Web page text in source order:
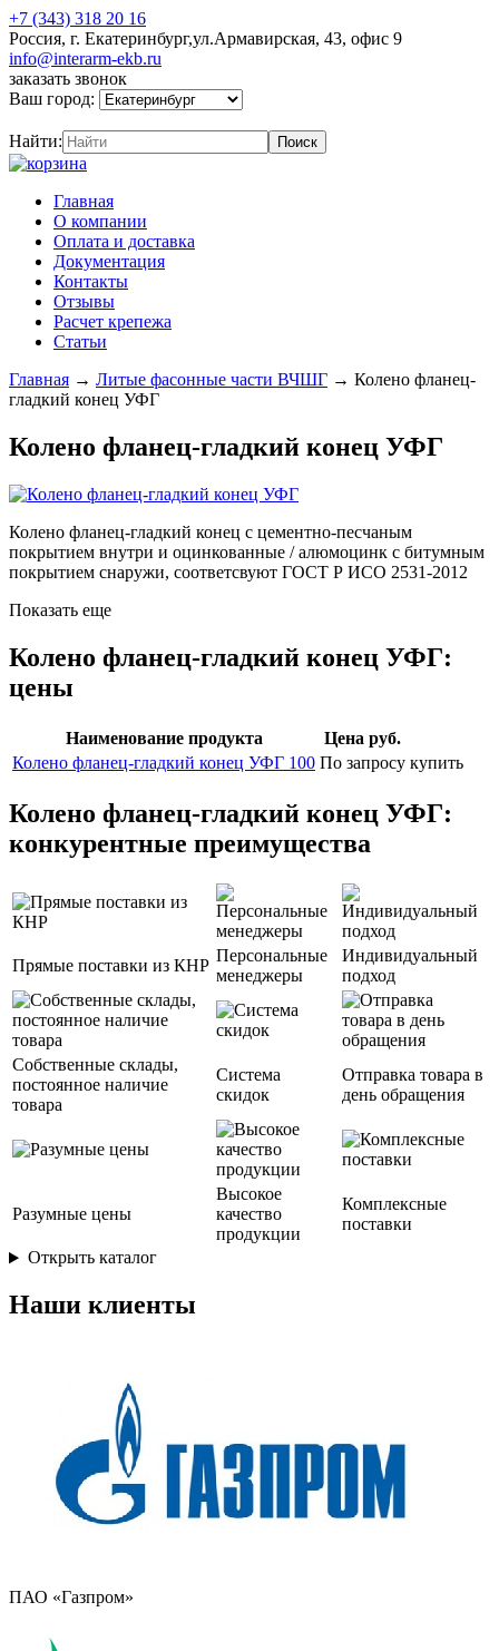
+7 (343) 318 20 16
Россия, г. Екатеринбург,ул.Армавирская, 43, офис 9
info@interarm-ekb.ru
заказать звонок
Ваш город:
Найти:
Главная
О компании
Оплата и доставка
Документация
Контакты
Отзывы
Расчет крепежа
Статьи
Главная → Литые фасонные части ВЧШГ → Колено фланец-
гладкий конец УФГ
Колено фланец-гладкий конец УФГ
Колено фланец-гладкий конец с цементно-песчаным
покрытием внутри и оцинкованные / алюмоцинк с битумным
покрытием снаружи, соответсвуют ГОСТ Р ИСО 2531-2012
Показать еще
Колено фланец-гладкий конец УФГ:
цены
Наименование продукта
Цена руб.
Колено фланец-гладкий конец УФГ 100 По запросу купить
Колено фланец-гладкий конец УФГ:
конкурентные преимущества
Прямые поставки из КНР
Персональные
менеджеры
Индивидуальный
подход
Собственные склады,
постоянное наличие
товара
Система
скидок
Отправка товара в
день обращения
Разумные цены
Высокое
качество
продукции
Комплексные
поставки
Открыть каталог
Наши клиенты
ПАО «Газпром»